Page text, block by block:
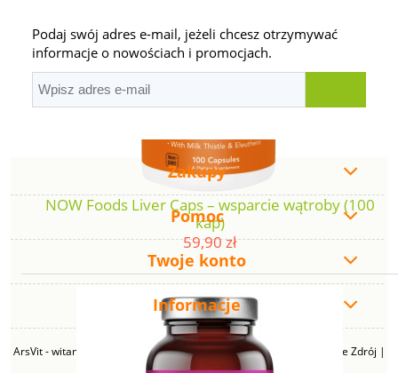
NOW Foods Liver Caps – wsparcie wątroby (100
kap)
59,90 zł
Podaj swój adres e-mail, jeżeli chcesz otrzymywać
informacje o nowościach i promocjach.
Zakupy
Pomoc
Twoje konto
Informacje
ArsVit - witaminyswanson.pl | ul. Zimowa 49B, 43-230 Goczałkowice Zdrój |
NIP: 6381219140 | REGON: 276280385 | Email: